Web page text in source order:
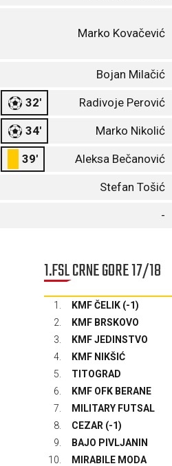
Marko Kovačević
Bojan Milačić
32' Radivoje Perović
34' Marko Nikolić
39' Aleksa Bečanović
Stefan Tošić
-
1.FSL CRNE GORE 17/18
1. KMF ČELIK (-1)
2.
KMF BRSKOVO
3.
KMF JEDINSTVO
4.
KMF NIKŠIĆ
5.
TITOGRAD
6.
KMF OFK BERANE
7.
MILITARY FUTSAL
8.
CEZAR (-1)
9.
BAJO PIVLJANIN
10.
MIRABILE MODA